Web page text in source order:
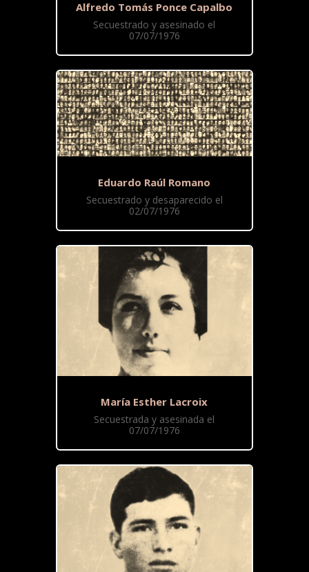
Alfredo Tomás Ponce Capalbo
Secuestrado y asesinado el
07/07/1976
Eduardo Raúl Romano
Secuestrado y desaparecido el
02/07/1976
María Esther Lacroix
Secuestrada y asesinada el
07/07/1976